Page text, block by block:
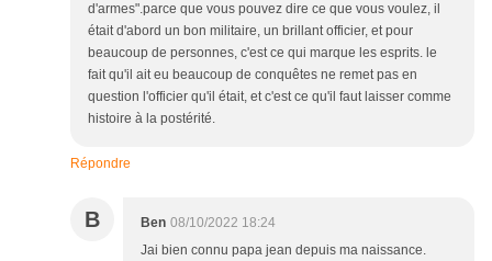
d'armes".parce que vous pouvez dire ce que vous voulez, il
était d'abord un bon militaire, un brillant officier, et pour
beaucoup de personnes, c'est ce qui marque les esprits. le
fait qu'il ait eu beaucoup de conquêtes ne remet pas en
question l'officier qu'il était, et c'est ce qu'il faut laisser comme
histoire à la postérité.
Répondre
B Ben 08/10/2022 18:24
Jai bien connu papa jean depuis ma naissance.